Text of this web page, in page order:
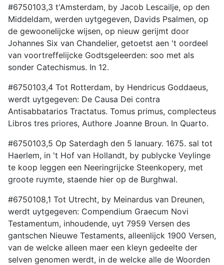
#6750103,3 t'Amsterdam, by Jacob Lescailje, op den
Middeldam, werden uytgegeven, Davids Psalmen, op
de gewoonelijcke wijsen, op nieuw gerijmt door
Johannes Six van Chandelier, getoetst aen 't oordeel
van voortreffelijcke Godtsgeleerden: soo met als
sonder Catechismus. In 12.
#6750103,4 Tot Rotterdam, by Hendricus Goddaeus,
werdt uytgegeven: De Causa Dei contra
Antisabbatarios Tractatus. Tomus primus, complecteus
Libros tres priores, Authore Joanne Broun. In Quarto.
#6750103,5 Op Saterdagh den 5 Ianuary. 1675. sal tot
Haerlem, in 't Hof van Hollandt, by publycke Veylinge
te koop leggen een Neeringrijcke Steenkopery, met
groote ruymte, staende hier op de Burghwal.
#6750108,1 Tot Utrecht, by Meinardus van Dreunen,
werdt uytgegeven: Compendium Graecum Novi
Testamentum, inhoudende, uyt 7959 Versen des
gantschen Nieuwe Testaments, alleenlijck 1900 Versen,
van de welcke alleen maer een kleyn gedeelte der
selven genomen werdt, in de welcke alle de Woorden